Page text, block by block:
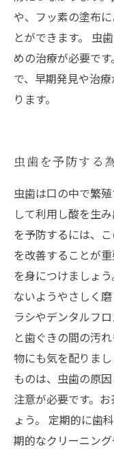
や、フッ素の塗布
とができます。 虫
めの治療が必要で
で、早期発見や治
ります。
虫歯を予防する
虫歯は口の中で繁
して利用し酸を生
を予防するには、
を改善することが
を身につけましょ
ないようやさしく
ラシやデンタルフ
と歯ぐきの間の汚
物にも気を配りま
ものは、虫歯の原
注意が必要です。
ょう。 定期的に歯
期的なクリーニン